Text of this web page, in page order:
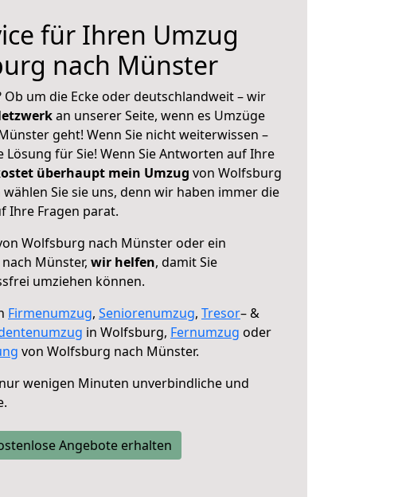
für Ihren Umzug
nach Münster
Ob um die Ecke oder deutschlandweit – wir
an unserer Seite, wenn es Umzüge
geht! Wenn Sie nicht weiterwissen –
für Sie! Wenn Sie Antworten auf Ihre
überhaupt mein Umzug von Wolfsburg
Sie sie uns, denn wir haben immer die
Ihre Fragen parat.
Wolfsburg nach Münster oder ein
Münster, wir helfen, damit Sie
umziehen können.
Firmenumzug, Seniorenumzug, Tresor– &
in Wolfsburg, Fernumzug oder
von Wolfsburg nach Münster.
wenigen Minuten unverbindliche und
Angebote erhalten